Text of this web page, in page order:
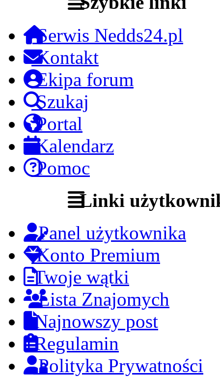
Serwis Nedds24.pl
Kontakt
Ekipa forum
Szukaj
Portal
Kalendarz
Pomoc
Linki
Panel użytkownika
Konto Premium
Twoje wątki
Lista Znajomych
Najnowszy post
Regulamin
Polityka Prywatności